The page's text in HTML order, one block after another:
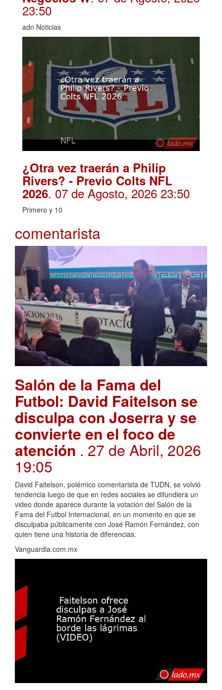
23:50
adn Noticias
¿Otra vez traerán a Philip
Rivers? - Previo Colts NFL
2026. 07 de Agosto, 2026 23:50
Primero y 10
comentarista
Salón de la Fama del
Futbol: David Faitelson se
disculpa con Joserra y se
convierte en el foco de
atención . 27 de Abril, 2026
19:05
David Faitelson, polémico comentarista de TUDN, se volvió
tendencia luego de que en redes sociales se difundiera un
video donde aparece durante la votación del Salón de la
Fama del Futbol Internacional, en un momento en que se
disculpaba públicamente con José Ramón Fernández, con
quien tiene una historia de diferencias.
Vanguardia.com.mx